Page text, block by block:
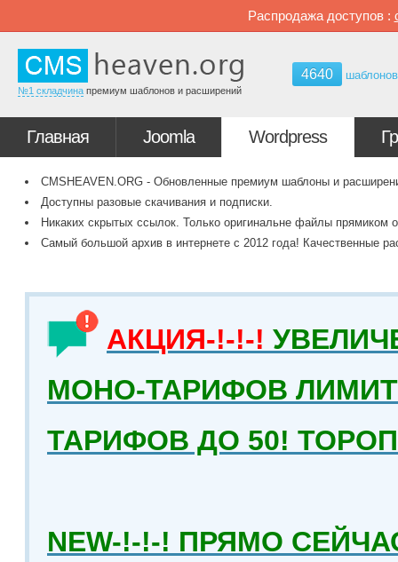
Распродажа доступов :
№1 складчина премиум шаблонов и расширений
4640 шаблонов
Главная Joomla Wordpress
CMSHEAVEN.ORG - Обновленные премиум шаблоны и
Доступны разовые скачивания и подписки.
Никаких скрытых ссылок. Только оригинальне файлы прямиком
Самый большой архив в интернете с 2012 года! Качественные
АКЦИЯ-!-!-!
МОНО-ТАРИФОВ
ТАРИФОВ ДО 50!
NEW-!-!-! ПРЯМО